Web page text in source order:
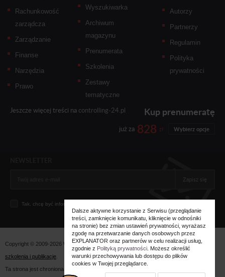
Rachunkowość
zarządcza
Zarządzanie
Finanse
Narzędzia
Prawo
Wyszukiwarka
Archiwum
magazynu
Prenumerata
Szkolenia
Zestawy
tematyczne
Autorzy
Partnerzy
Regulamin
Polityka
prywatności
Jeszcze więcej treści na controlling-24.pl Kup prenumeratę
już za 828 zł Wybierz opcje
Zapisz się
Tak, chcę być informowany... (
Copyright © 2009-2026 Wszystkie prawa zastrzeżone. WydawnictwoExplanator -
szkolenia i publikacje
Ta strona jest chroniona przez reCAPTCHA i obowiązują na niej
Dalsze aktywne korzystanie z Serwisu (przeglądanie
treści, zamknięcie komunikatu, kliknięcie w odnośniki
na stronie) bez zmian ustawień prywatności, wyrażasz
zgodę na przetwarzanie danych osobowych przez
EXPLANATOR oraz partnerów w celu realizacji usług,
zgodnie z Polityką prywatności . Możesz określić
warunki przechowywania lub dostępu do plików
cookies w Twojej przeglądarce.